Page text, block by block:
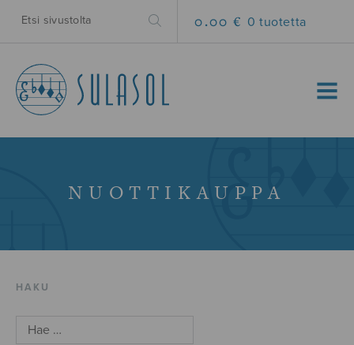
0.00 € 0 tuotetta
MENU
NUOTTIKAUPPA
HAKU